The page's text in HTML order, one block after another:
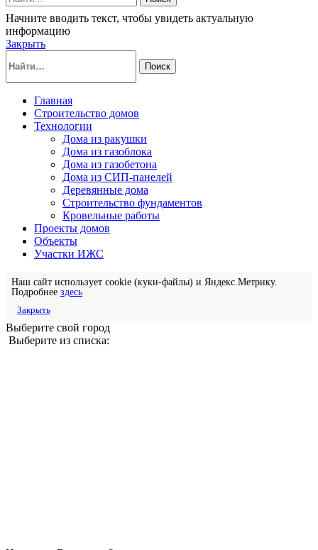
Начните вводить текст, чтобы увидеть актуальную
информацию
Закрыть
Поиск
Главная
Строительство домов
Технологии
Дома из ракушки
Дома из газоблока
Дома из газобетона
Дома из СИП-панелей
Деревянные дома
Строительство фундаментов
Кровельные работы
Проекты домов
Объекты
Участки ИЖС
Наш сайт использует cookie (куки-файлы) и Яндекс.Метрику.
Подробнее здесь
Закрыть
Выберите свой город
Выберите из списка: